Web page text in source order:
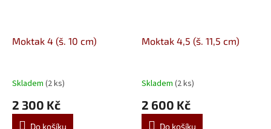
Moktak 4 (š. 10 cm)
Skladem (2 ks)
2 300 Kč
Do košíku
Moktak 4,5 (š. 11,5 cm)
Skladem (2 ks)
2 600 Kč
Do košíku